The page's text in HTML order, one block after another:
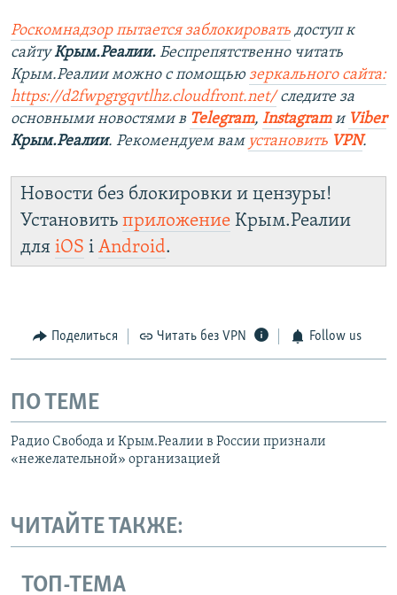
Роскомнадзор пытается заблокировать доступ к
сайтуКрым.Реалии. Беспрепятственно читать
Крым.Реалии можно с помощью зеркального сайта:
https://d2fwpgrgqvtlhz.cloudfront.net/следите за
основными новостями в Telegram, Instagramи Viber
Крым.Реалии. Рекомендуем вам установить VPN.
Новости без блокировки и цензуры!
Установить приложение Крым.Реалии
для iOS і Android.
Поделиться Читать без VPN Follow us
ПО ТЕМЕ
Радио Свобода и Крым.Реалии в России признали
«нежелательной» организацией
ЧИТАЙТЕ ТАКЖЕ:
ТОП-ТЕМА